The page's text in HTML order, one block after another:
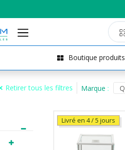
Boutique produits
Retirer tous les filtres Marque :
Livré en 4 / 5 jours